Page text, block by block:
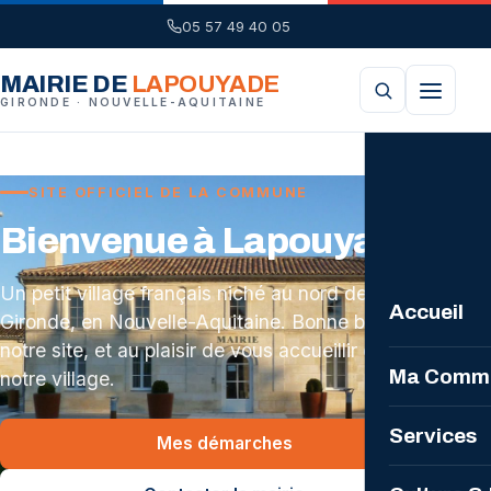
05 57 49 40 05
MAIRIE DE LAPOUYADE
GIRONDE · NOUVELLE-AQUITAINE
Accueil
Ma
La
Services
SITE OFFICIEL DE LA COMMUNE
Bienvenue à Lapouyade
Un petit village français niché au nord de la
Gironde, en Nouvelle-Aquitaine. Bonne balade sur
notre site, et au plaisir de vous accueillir dans
notre village.
Mes démarches